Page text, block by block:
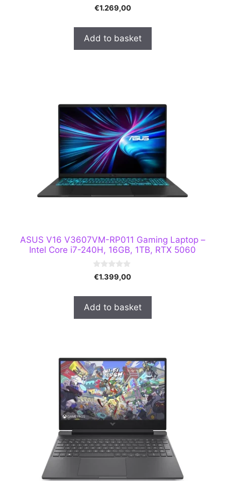
0
o
t
f
€1.269,00
Add to basket
ASUS V16 V3607VM-RP011 Gaming Laptop –
Intel Core i7-240H, 16GB, 1TB, RTX 5060
0
o
t
o
f
€1.399,00
Add to basket